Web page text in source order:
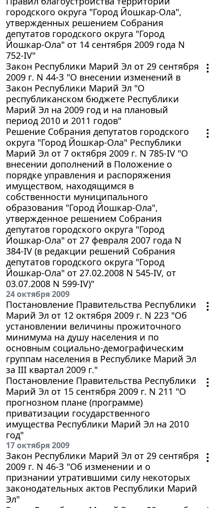
городского округа "Город Йошкар-Ола",
утвержденных решением Собрания
депутатов городского округа "Город
Йошкар-Ола" от 14 сентября 2009 года N
752-IV"
Закон Республики Марий Эл от 29 сентября
2009 г. N 44-З "О внесении изменений в
Закон Республики Марий Эл "О
республиканском бюджете Республики
Марий Эл на 2009 год и на плановый
период 2010 и 2011 годов"
Решение Собрания депутатов городского
округа "Город Йошкар-Ола" Республики
Марий Эл от 7 октября 2009 г. N 785-IV "О
внесении дополнений в Положение о
порядке управления и распоряжения
имуществом, находящимся в
собственности муниципального
образования "Город Йошкар-Ола",
утвержденное решением Собрания
депутатов городского округа "Город
Йошкар-Ола" от 27 февраля 2007 года N
384-IV (в редакции решений Собрания
депутатов городского округа "Город
Йошкар-Ола" от 27.02.2008 N 545-IV, от
03.07.2008 N 599-IV)"
24 октября 2009
Постановление Правительства Республики
Марий Эл от 12 октября 2009 г. N 223 "Об
установлении величины прожиточного
минимума на душу населения и по
основным социально-демографическим
группам населения в Республике Марий Эл
за III квартал 2009 г."
Постановление Правительства Республики
Марий Эл от 15 сентября 2009 г. N 211 "О
прогнозном плане (программе)
приватизации государственного
имущества Республики Марий Эл на 2010
год"
17 октября 2009
Закон Республики Марий Эл от 29 сентября
2009 г. N 46-З "Об изменении и о
признании утратившими силу некоторых
законодательных актов Республики Марий
Эл"